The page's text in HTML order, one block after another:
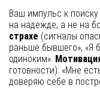
Ваш импульс к
на надежде, а не на
страхе (сигналы
раньше бывшего», «Я
одиноким».
готовности): «Мне
доверяю себе в